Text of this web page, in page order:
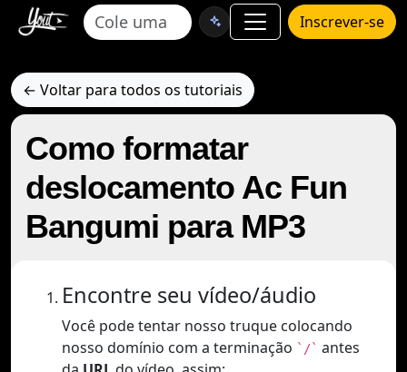
Inscrever-se
← Voltar para todos os tutoriais
Como formatar
deslocamento Ac Fun
Bangumi para MP3
Encontre seu vídeo/áudio
Você pode tentar nosso truque colocando
nosso domínio com a terminação `/` antes